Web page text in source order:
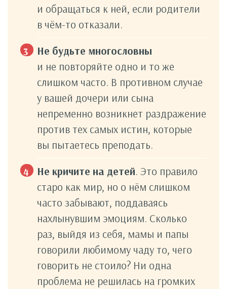
и обращаться к ней, если родители
в чём-то отказали.
Не будьте многословны
и не повторяйте одно и то же
слишком часто. В противном случае
у вашей дочери или сына
непременно возникнет раздражение
против тех самых истин, которые
вы пытаетесь преподать.
Не кричите на детей. Это правило
старо как мир, но о нём слишком
часто забывают, поддаваясь
нахлынувшим эмоциям. Сколько
раз, выйдя из себя, мамы и папы
говорили любимому чаду то, чего
говорить не стоило? Ни одна
проблема не решилась на громких